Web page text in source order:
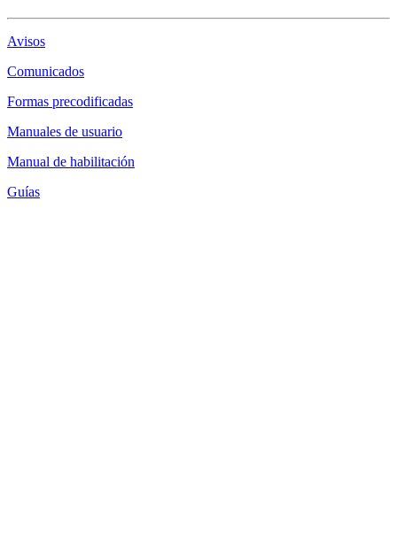
Avisos
Comunicados
Formas precodificadas
Manuales de usuario
Manual de habilitación
Guías